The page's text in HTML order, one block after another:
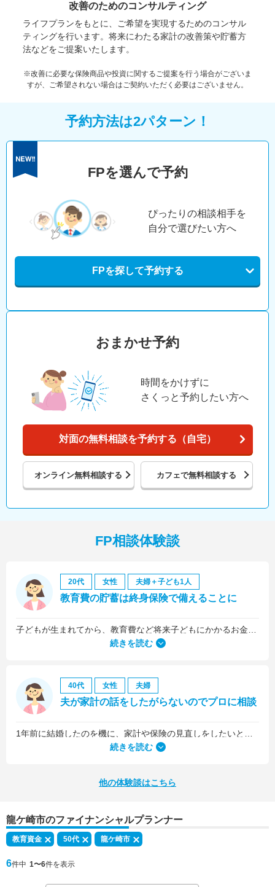
改善のためのコンサルティング
ライフプランをもとに、ご希望を実現するためのコンサル
ティングを行います。将来にわたる家計の改善策や貯蓄方
法などをご提案いたします。
※改善に必要な保険商品や投資に関するご提案を行う場合がございま
すが、ご希望されない場合はご契約いただく必要はございません。
予約方法は2パターン！
FPを選んで予約
ぴったりの相談相手を
自分で選びたい方へ
FPを探して予約する
おまかせ予約
時間をかけずに
さくっと予約したい方へ
対面の無料相談を予約する（自宅）
オンライン無料相談する カフェで無料相談する
FP相談体験談
20代 女性 夫婦＋子ども1人
教育費の貯蓄は終身保険で備えることに
続きを読む
40代 女性 夫婦
夫が家計の話をしたがらないのでプロに相談
続きを読む
他の体験談はこちら
龍ケ崎市のファイナンシャルプランナー
教育資金 50代 龍ケ崎市
6件中 1〜6件を表示